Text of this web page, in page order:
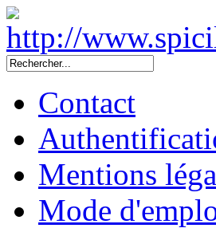
Contact
Mentions
Mode